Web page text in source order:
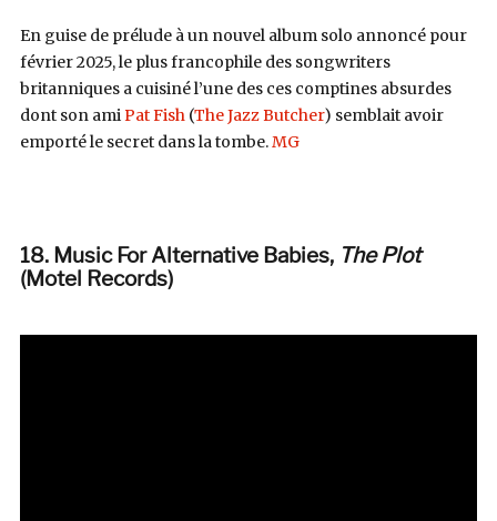
En guise de prélude à un nouvel album solo annoncé pour
février 2025, le plus francophile des songwriters
britanniques a cuisiné l’une des ces comptines absurdes
dont son amiPat Fish(The Jazz Butcher) semblait avoir
emporté le secret dans la tombe.MG
18. Music For Alternative Babies,The Plot
(Motel Records)